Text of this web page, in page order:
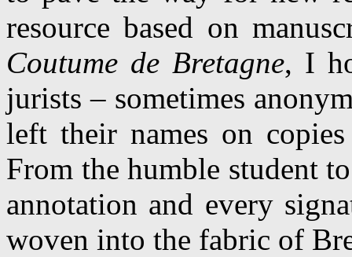
resource based on
Coutume de Bretagne, I
jurists – sometimes
left their names on
From the humble student
annotation and every
woven into the fabric of